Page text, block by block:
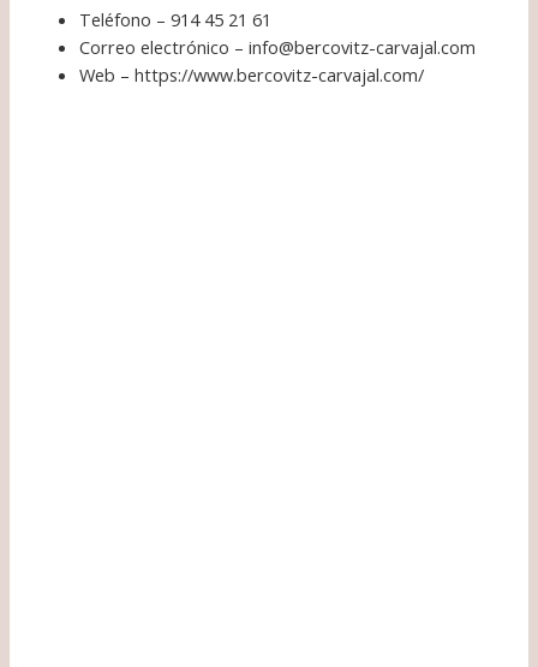
Teléfono – 914 45 21 61
Correo electrónico – info@bercovitz-carvajal.com
Web – https://www.bercovitz-carvajal.com/